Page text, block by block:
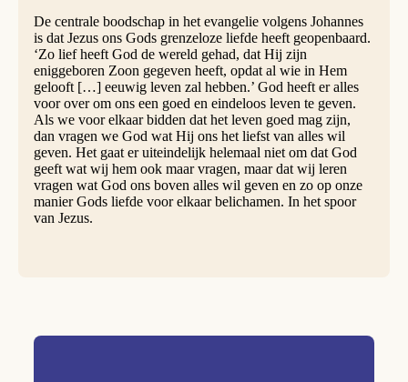
De centrale boodschap in het evangelie volgens Johannes
is dat Jezus ons Gods grenzeloze liefde heeft geopenbaard.
‘Zo lief heeft God de wereld gehad, dat Hij zijn
eniggeboren Zoon gegeven heeft, opdat al wie in Hem
gelooft […] eeuwig leven zal hebben.’ God heeft er alles
voor over om ons een goed en eindeloos leven te geven.
Als we voor elkaar bidden dat het leven goed mag zijn,
dan vragen we God wat Hij ons het liefst van alles wil
geven. Het gaat er uiteindelijk helemaal niet om dat God
geeft wat wij hem ook maar vragen, maar dat wij leren
vragen wat God ons boven alles wil geven en zo op onze
manier Gods liefde voor elkaar belichamen. In het spoor
van Jezus.